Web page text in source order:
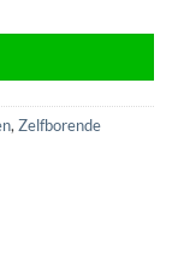
, Zelfborende